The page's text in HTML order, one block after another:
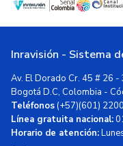
Inravisión - Sistema
Av. El Dorado Cr. 45 # 26 -
Bogotá D.C, Colombia -
Teléfonos(+57)(601)
Línea gratuita nacional:
Horario de atención: